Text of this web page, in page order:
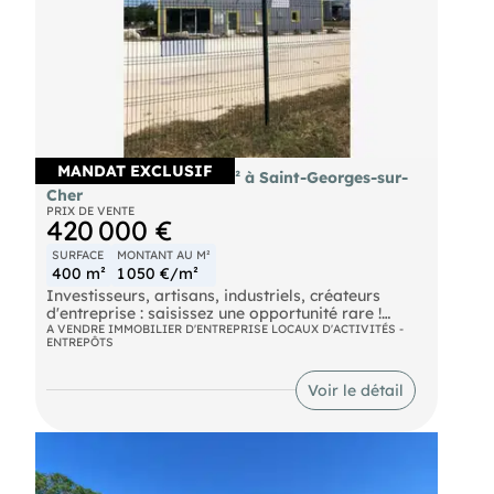
de la société SAS.
MANDAT EXCLUSIF
AV local d'activité 400m² à Saint-Georges-sur-
Cher
PRIX DE VENTE
420 000 €
SURFACE
400 m²
MONTANT AU M²
1 050 €/m²
Investisseurs, artisans, industriels, créateurs
d'entreprise : saisissez une opportunité rare !
Situé à Saint-Georges-sur-Cher, au cœur d'un
l'agglomération de Tours, ce local d'activité offre
de nombreuses possibilités d'exploitation ou
Environ 400 m² de bâtiments.
A VENDRE IMMOBILIER D'ENTREPRISE LOCAUX D'ACTIVITÉS -
ENTREPÔTS
Voir le détail